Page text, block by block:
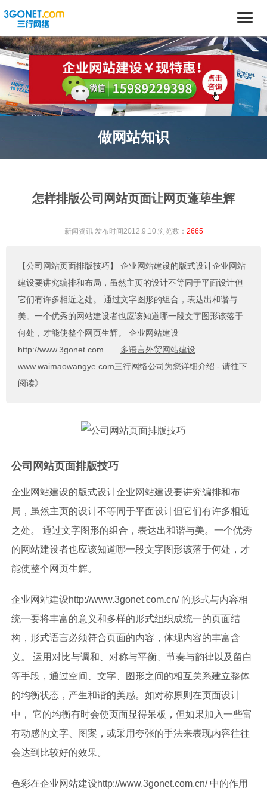
做网站知识
怎样排版公司网站页面让网页蓬荜生辉
新闻资讯发布时间2012.9.10.浏览数： 2665
【公司网站页面排版技巧】
企业网站建设的版式设计企业网站
建设要讲究编排和布局，虽然主页的设计不等同于平面设计但
它们有许多相近之处。 通过文字图形的组合，表达出和谐与
美。一个优秀的网站建设者也应该知道哪一段文字图形该落于
何处，才能使整个网页生辉。 企业网站建设
http://www.3gonet.com.......多语言外贸网站建设
www.waimaowangye.com三行网络公司 为您详细介绍 - 请往下
阅读》
公司网站页面排版技巧
企业网站建设的版式设计企业网站建设要讲究编排和布
局，虽然主页的设计不等同于平面设计但它们有许多相近
之处。 通过文字图形的组合，表达出和谐与美。一个优秀
的网站建设者也应该知道哪一段文字图形该落于何处，才
能使整个网页生辉。
企业网站建设http://www.3gonet.com.cn/的形式与内容相
统一要将丰富的意义和多样的形式组织成统一的页面结
构，形式语言必须符合页面的内容，体现内容的丰富含
义。 运用对比与调和、对称与平衡、节奏与韵律以及留白
等手段，通过空间、文字、图形之间的相互关系建立整体
的均衡状态，产生和谐的美感。如对称原则在页面设计
中， 它的均衡有时会使页面显得呆板，但如果加入一些富
有动感的文字、图案，或采用夸张的手法来表现内容往往
会达到比较好的效果。
色彩在企业网站建设http://www.3gonet.com.cn/中的作用